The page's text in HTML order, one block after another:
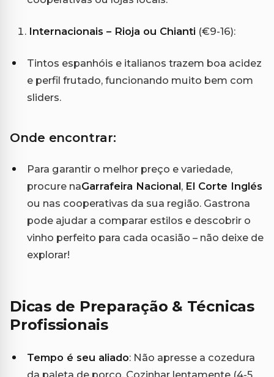
Internacionais – Rioja ou Chianti (€9-16):
Tintos espanhóis e italianos trazem boa acidez
e perfil frutado, funcionando muito bem com
sliders.
Onde encontrar:
Para garantir o melhor preço e variedade,
procure naGarrafeira Nacional, El Corte Inglés
ou nas cooperativas da sua região. Gastrona
pode ajudar a comparar estilos e descobrir o
vinho perfeito para cada ocasião – não deixe de
explorar!
Dicas de Preparação & Técnicas
Profissionais
Tempo é seu aliado: Não apresse a cozedura
da paleta de porco. Cozinhar lentamente (4-5